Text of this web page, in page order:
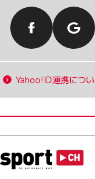
Yahoo!ID連携につ